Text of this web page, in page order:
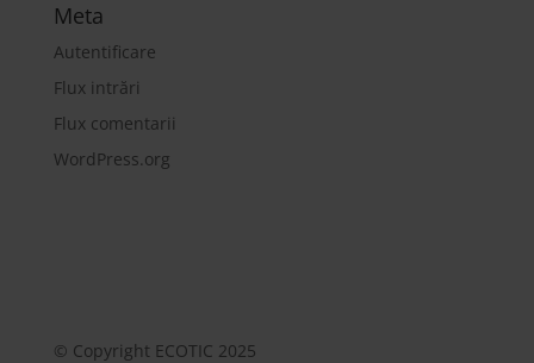
Meta
Autentificare
Flux intrări
Flux comentarii
WordPress.org
© Copyright ECOTIC 2025